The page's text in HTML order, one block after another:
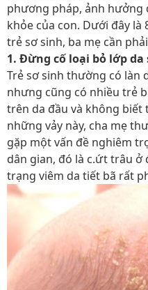
phương pháp, ảnh hưởng
khỏe của con. Dưới đây
trẻ sơ sinh, ba mẹ cần
1. Đừng cố loại bỏ lớp
Trẻ sơ sinh thường có làn
nhưng cũng có nhiều trẻ
trên da đầu và không biết
những vảy này, cha mẹ
gặp một vấn đề nghiêm
dân gian, đó là c.ứt trâu
trạng viêm da tiết bã rất